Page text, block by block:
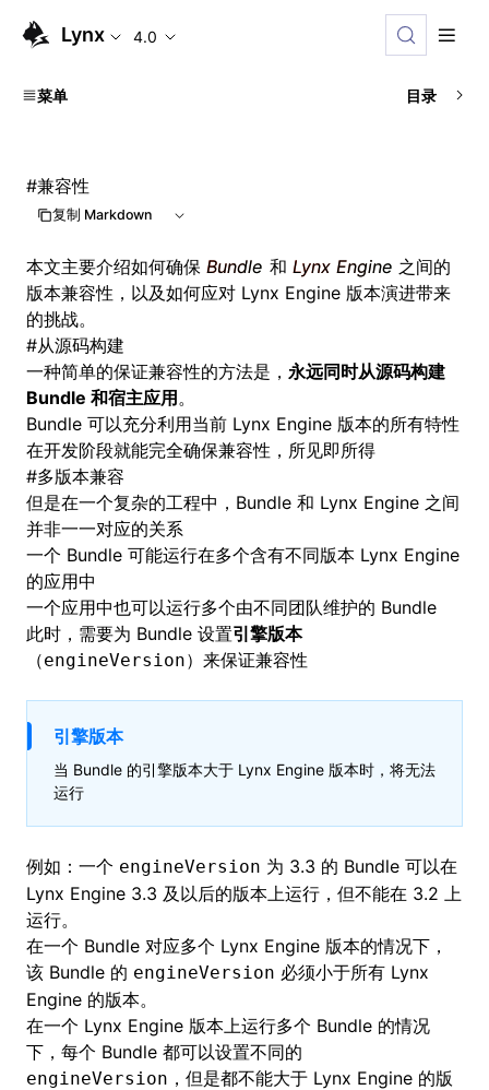
Lynx 4.0
菜单 目录
#兼容性
复制 Markdown
本文主要介绍如何确保 Bundle 和 Lynx Engine 之间的
版本兼容性，以及如何应对 Lynx Engine 版本演进带来
的挑战。
#从源码构建
一种简单的保证兼容性的方法是， 永远同时从源码构建
Bundle 和宿主应用 。
Bundle 可以充分利用当前 Lynx Engine 版本的所有特性
在开发阶段就能完全确保兼容性，所见即所得
#多版本兼容
但是在一个复杂的工程中，Bundle 和 Lynx Engine 之间
并非一一对应的关系
一个 Bundle 可能运行在多个含有不同版本 Lynx Engine
的应用中
一个应用中也可以运行多个由不同团队维护的 Bundle
此时，需要为 Bundle 设置引擎版本
（engineVersion）来保证兼容性
引擎版本
当 Bundle 的引擎版本大于 Lynx Engine 版本时，将无法
运行
例如：一个 engineVersion 为 3.3 的 Bundle 可以在
Lynx Engine 3.3 及以后的版本上运行，但不能在 3.2 上
运行。
在一个 Bundle 对应多个 Lynx Engine 版本的情况下，
该 Bundle 的 engineVersion 必须小于所有 Lynx
Engine 的版本。
在一个 Lynx Engine 版本上运行多个 Bundle 的情况
下，每个 Bundle 都可以设置不同的
engineVersion ，但是都不能大于 Lynx Engine 的版